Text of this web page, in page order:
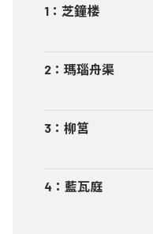
1 ： 芝鐘楼
2 ： 瑪瑙舟渠
3 ： 柳筥
4 ： 藍瓦庭